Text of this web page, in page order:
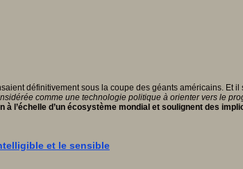
définitivement sous la coupe des géants américains. Et
comme une technologie politique à orienter vers le
l’échelle d’un écosystème mondial et soulignent des
et le sensible